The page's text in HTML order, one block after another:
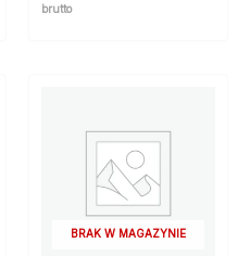
brutto
BRAK W MAGAZYNIE